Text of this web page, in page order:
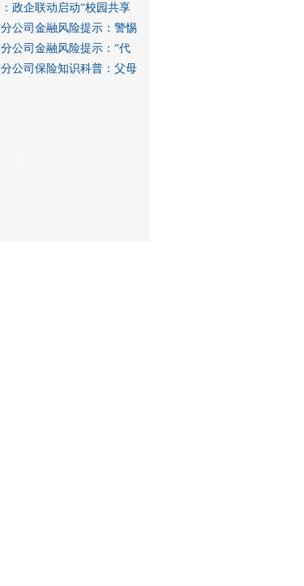
政企联动启动“校园共享
公司金融风险提示：警惕
公司金融风险提示：“代
公司保险知识科普：父母